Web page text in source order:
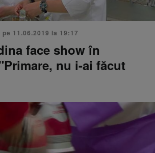
pe 11.06.2019 la 19:17
face show în
nu i-ai făcut